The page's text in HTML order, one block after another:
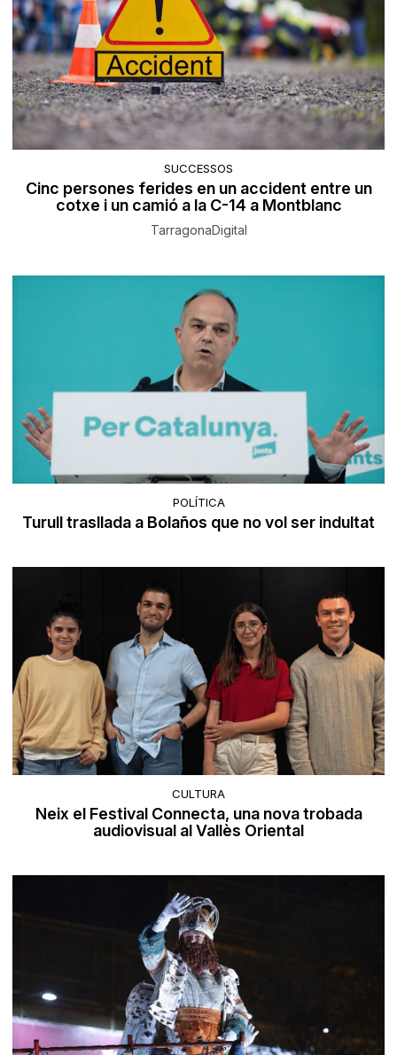
SUCCESSOS
Cinc persones ferides en un accident entre un
cotxe i un camió a la C-14 a Montblanc
TarragonaDigital
POLÍTICA
Turull trasllada a Bolaños que no vol ser indultat
CULTURA
Neix el Festival Connecta, una nova trobada
audiovisual al Vallès Oriental